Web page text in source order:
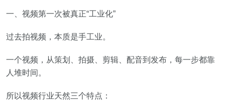
一、视频第一次被真正“工业化”
过去拍视频，本质是手工业。
一个视频，从策划、拍摄、剪辑、配音到发布，每一步都靠
人堆时间。
所以视频行业天然三个特点：